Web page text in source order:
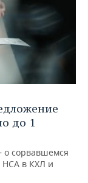
до 1
о сорвавшемся
НСА в КХЛ и